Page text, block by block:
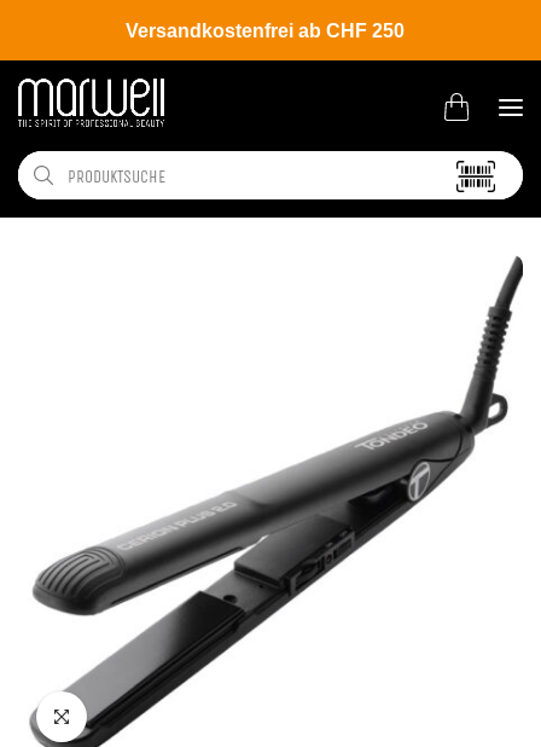
Versandkostenfrei ab CHF 250
Shop Brands Tondeo